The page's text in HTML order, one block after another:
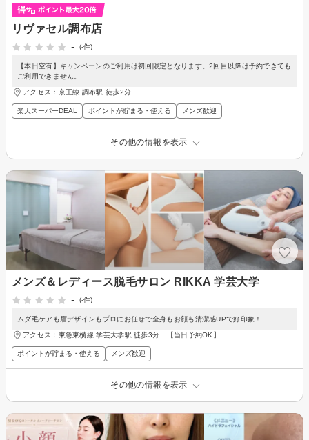
リヴァセル調布店
-
(-件)
【本日空有】キャンペーンのご利用は初回限定となります。2回目以降は予約できても
ご利用できません。
アクセス：京王線 調布駅 徒歩2分
楽天スーパーDEAL ポイントが貯まる・使える メンズ歓迎
その他の情報を表示
メンズ＆レディース脱毛サロン RIKKA 学芸大学
-
(-件)
ムダ毛ケアも眉デザインもプロにお任せで全身もお顔も清潔感UPで好印象！
アクセス：東急東横線 学芸大学駅 徒歩3分 【当日予約OK】
ポイントが貯まる・使える メンズ歓迎
その他の情報を表示